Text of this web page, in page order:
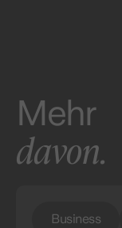
Mehr
davon.
Business